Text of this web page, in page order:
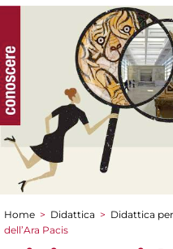
Tu sei qui
Home > Didattica > Didattica
dell’Ara Pacis